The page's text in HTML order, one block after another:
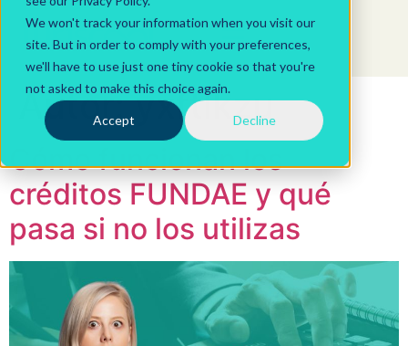
We won't track your information when you visit our
site. But in order to comply with your preferences,
we'll have to use just one tiny cookie so that you're
not asked to make this choice again.
Accept Decline
Autor:yxftlkzu
Cómo funcionan los
créditos FUNDAE y qué
pasa si no los utilizas